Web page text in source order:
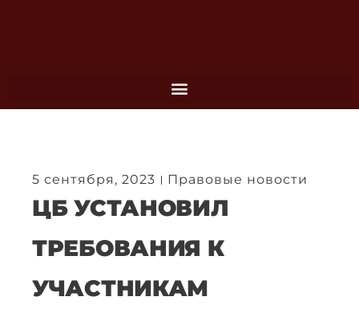
5 сентября, 2023 Правовые новости
ЦБ УСТАНОВИЛ
ТРЕБОВАНИЯ К
УЧАСТНИКАМ